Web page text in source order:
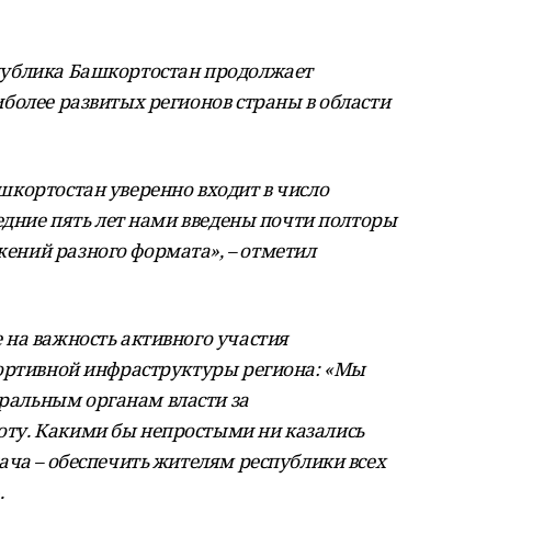
Башкортостан продолжает
развитых регионов страны в области
уверенно входит в число
пять лет нами введены почти полторы
разного формата», – отметил
важность активного участия
инфраструктуры региона: «Мы
органам власти за
Какими бы непростыми ни казались
– обеспечить жителям республики всех